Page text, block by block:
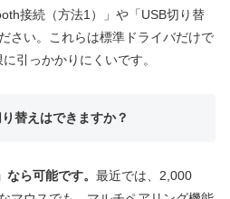
接続（方法1）」や「USB切り替
さい。これらは標準ドライバだけで
引っかかりにくいです。
替えはできますか？
ら可能です。 最近では、2,000